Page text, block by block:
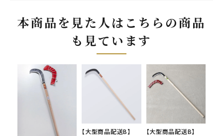
本商品を見た人はこちらの商品
も見ています
【大型商品配送B】
【大型商品配送B】